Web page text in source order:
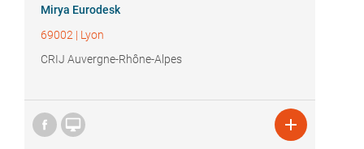
Mirya Eurodesk
69002 | Lyon
CRIJ Auvergne-Rhône-Alpes
 